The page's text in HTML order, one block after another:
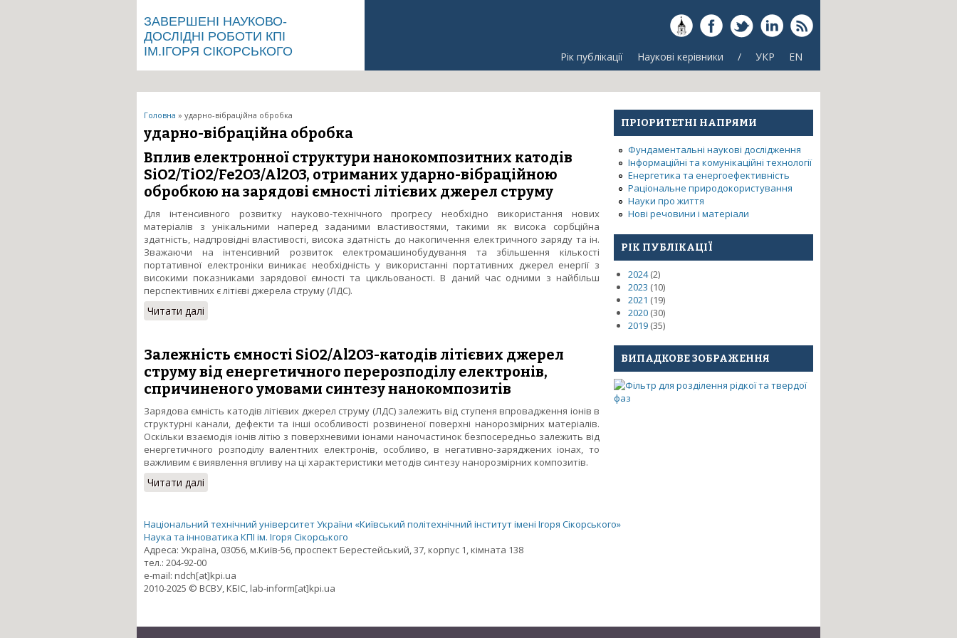
ЗАВЕРШЕНІ НАУКОВО-
ДОСЛІДНІ РОБОТИ КПІ
ІМ.ІГОРЯ СІКОРСЬКОГО
Рік публікації Наукові керівники / УКР EN
Ви є тут
Головна » ударно-вібраційна обробка
ударно-вібраційна обробка
Вплив електронної структури нанокомпозитних катодів
SiO2/TiO2/Fe2O3/Al2O3, отриманих ударно-вібраційною
обробкою на зарядові ємності літієвих джерел струму
Для інтенсивного розвитку науково-технічного прогресу необхідно використання нових
матеріалів з унікальними наперед заданими властивостями, такими як висока сорбційна
здатність, надпровідні властивості, висока здатність до накопичення електричного заряду та ін.
Зважаючи на інтенсивний розвиток електромашинобудування та збільшення кількості
портативної електроніки виникає необхідність у використанні портативних джерел енергії з
високими показниками зарядової ємності та цикльованості. В даний час одними з найбільш
перспективних є літієві джерела струму (ЛДС).
Читати далі про Вплив електронної структури нанокомпозитних катодів SiO2/TiO2/Fe2O3/Al2O3, отриманих ударно-вібраційною
обробкою на зарядові ємності літієвих джерел струму
Залежність ємності SiO2/Al2O3-катодів літієвих джерел
струму від енергетичного перерозподілу електронів,
спричиненого умовами синтезу нанокомпозитів
Зарядова ємність катодів літієвих джерел струму (ЛДС) залежить від ступеня впровадження іонів в
структурні канали, дефекти та інші особливості розвиненої поверхні нанорозмірних матеріалів.
Оскільки взаємодія іонів літію з поверхневими іонами наночастинок безпосередньо залежить від
енергетичного розподілу валентних електронів, особливо, в негативно-заряджених іонах, то
важливим є виявлення впливу на ці характеристики методів синтезу нанорозмірних композитів.
Читати далі
спричиненого умовами синтезу нанокомпозитів
ПРІОРИТЕТНІ НАПРЯМИ
Фундаментальні наукові дослідження
Інформаційні та комунікаційні технології
Енергетика та енергоефективність
Раціональне природокористування
Науки про життя
Нові речовини і матеріали
РІК ПУБЛІКАЦІЇ
2024(2)
2023 (10)
2021 (19)
2020 (30)
2019 (35)
ВИПАДКОВЕ ЗОБРАЖЕННЯ
Національний технічний університет України «Київський політехнічний інститут імені Ігоря Сікорського»
Наука та інноватика КПІ ім. Ігоря Сікорського
Адреса: Україна, 03056, м.Київ-56, проспект Берестейський, 37, корпус 1, кімната 138
тел.: 204-92-00
e-mail: ndch[at]kpi.ua
2010-2025 © ВСВУ, КБІС, lab-inform[at]kpi.ua